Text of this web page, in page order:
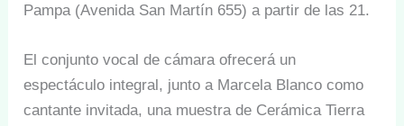
Pampa (Avenida San Martín 655) a partir de las 21.
El conjunto vocal de cámara ofrecerá un
espectáculo integral, junto a Marcela Blanco como
cantante invitada, una muestra de Cerámica Tierra